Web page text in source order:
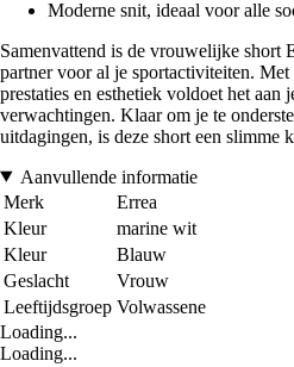
Moderne snit, ideaal voor alle
Samenvattend is de vrouwelijke short
partner voor al je sportactiviteiten.
prestaties en esthetiek voldoet het aan
verwachtingen. Klaar om je te
uitdagingen, is deze short een slimme
Aanvullende informatie
Merk
Errea
Kleur
marine wit
Kleur
Blauw
Geslacht
Vrouw
Leeftijdsgroep Volwassene
Loading...
Loading...